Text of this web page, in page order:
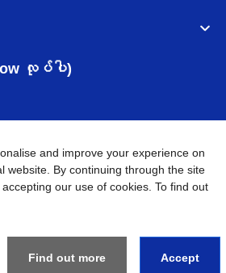
လုပ်ပါ)
ကမ္ဘာတစ်ဝန်းရှိ ကွန်ယက်များ
အသုံးပြုမူဝါဒ
သုံးစွဲရန် ဝက်ဆိုဒ်အညွှန်း
ရန်
SINGAPORE PTE. LTD. All
Rights Reserved
and improve your experience on
website. By continuing through the site
our use of cookies. To find out
Find out more Accept